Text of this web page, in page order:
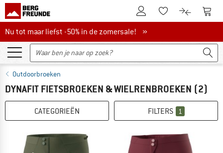
De klantenaccount
Naar deNaar de
Nu tot maar liefst -50% in de zomersale!
Nu tot maar liefst -50% in de zomersale! »
Outdoorbroeken
DYNAFIT FIETSBROEKEN & WIELRENBROEKEN (2)
CATEGORIEËN FILTERS 1